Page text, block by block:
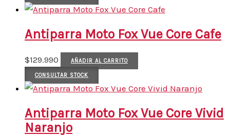
Antiparra Moto Fox Vue Core Cafe
$129.990 AÑADIR AL CARRITO
CONSULTAR STOCK
Antiparra Moto Fox Vue Core Vivid
Naranjo